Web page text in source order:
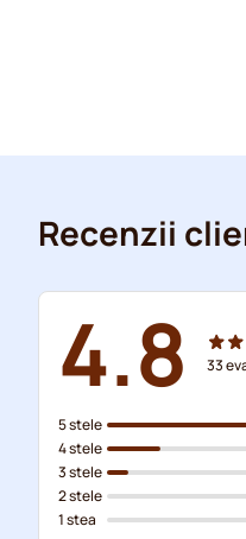
Recenzii
4.8 33
5 stele
4 stele
3 stele
2 stele
1 stea